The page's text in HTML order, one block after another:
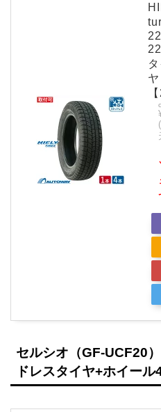
セルシオ（GF-UCF20
ドレスタイヤ+ホイー